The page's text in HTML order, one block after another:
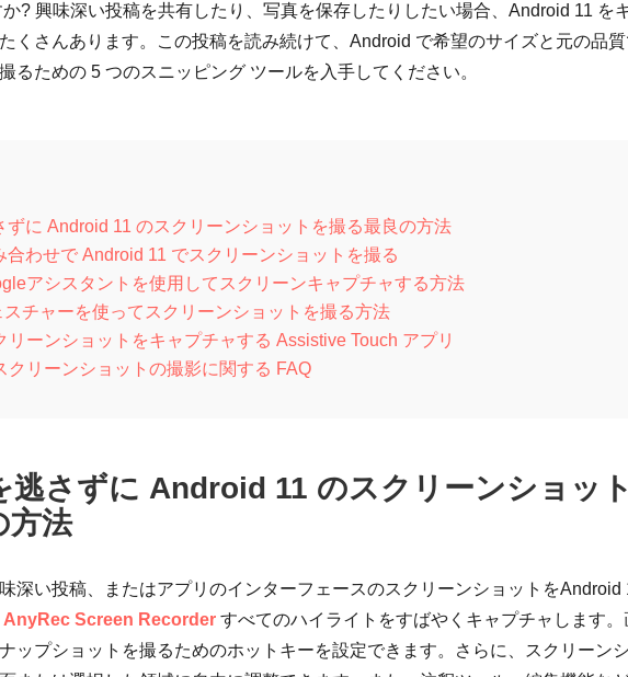
? 興味深い投稿を共有したり、写真を保存したりしたい場合、Android 11 を
くさんあります。この投稿を読み続けて、Android で希望のサイズと元の品
るための 5 つのスニッピング ツールを入手してください。
ずに Android 11 のスクリーンショットを撮る最良の方法
合わせで Android 11 でスクリーンショットを撮る
アシスタントを使用してスクリーンキャプチャする方法
チャーを使ってスクリーンショットを撮る方法
リーンショットをキャプチャする Assistive Touch アプリ
クリーンショットの撮影に関する FAQ
逃さずに Android 11 のスクリーンショッ
方法
深い投稿、またはアプリのインターフェースのスクリーンショットをAndroid
AnyRec Screen Recorder すべてのハイライトをすばやくキャプチャします。
ップショットを撮るためのホットキーを設定できます。さらに、スクリーン